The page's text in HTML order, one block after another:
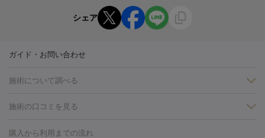
シェア
ガイド・お問い合わせ
施術について調べる
美白
施術の口コミを見る
フォトフェイシャルM22
購入から利用までの流れ